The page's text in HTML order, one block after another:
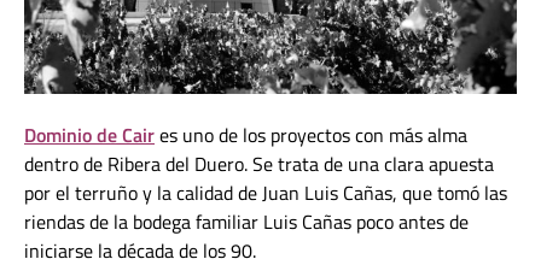
Dominio de Caires uno de los proyectos con más alma
dentro de Ribera del Duero. Se trata de una clara apuesta
por el terruño y la calidad de Juan Luis Cañas, que tomó las
riendas de la bodega familiar Luis Cañas poco antes de
iniciarse la década de los 90.